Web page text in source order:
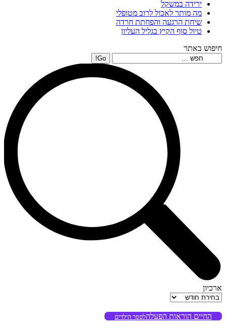
ירידה במשקל
מה מותר לאכול לרוב מטופלי
שיחת הרגעה והפחתת חרדה
טיול סוף הקיץ בגליל העליון
חיפוש באתר
Search:
ארכיון
ארכיון
החיים הוראות הפעלהלספר הילדים